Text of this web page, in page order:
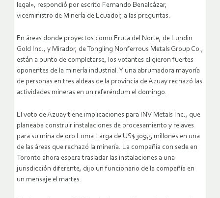
legal», respondió por escrito Fernando Benalcázar,
viceministro de Minería de Ecuador, a las preguntas.
En áreas donde proyectos como Fruta del Norte, de Lundin
Gold Inc., y Mirador, de Tongling Nonferrous Metals Group Co.,
están a punto de completarse, los votantes eligieron fuertes
oponentes de la minería industrial. Y una abrumadora mayoría
de personas en tres aldeas de la provincia de Azuay rechazó las
actividades mineras en un referéndum el domingo.
El voto de Azuay tiene implicaciones para INV Metals Inc., que
planeaba construir instalaciones de procesamiento y relaves
para su mina de oro Loma Larga de US$309,5 millones en una
de las áreas que rechazó la minería. La compañía con sede en
Toronto ahora espera trasladar las instalaciones a una
jurisdicción diferente, dijo un funcionario de la compañía en
un mensaje el martes.